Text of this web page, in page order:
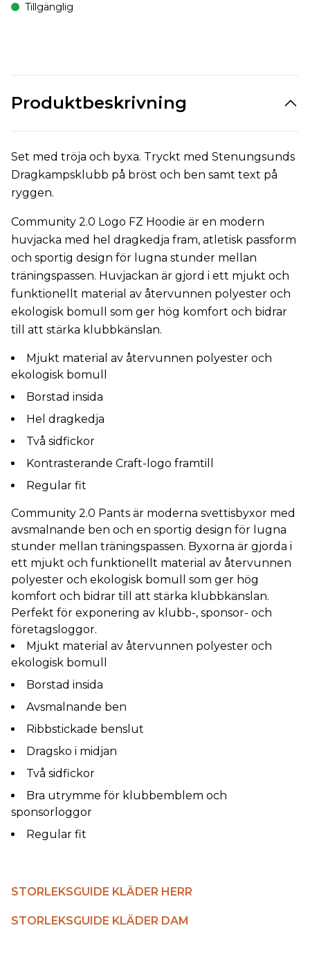
Tillgänglig
Produktbeskrivning
Set med tröja och byxa. Tryckt med Stenungsunds
Dragkampsklubb på bröst och ben samt text på
ryggen.
Community 2.0 Logo FZ Hoodie är en modern
huvjacka med hel dragkedja fram, atletisk passform
och sportig design för lugna stunder mellan
träningspassen. Huvjackan är gjord i ett mjukt och
funktionellt material av återvunnen polyester och
ekologisk bomull som ger hög komfort och bidrar
till att stärka klubbkänslan.
Mjukt material av återvunnen polyester och
ekologisk bomull
Borstad insida
Hel dragkedja
Två sidfickor
Kontrasterande Craft-logo framtill
Regular fit
Community 2.0 Pants är moderna svettisbyxor med
avsmalnande ben och en sportig design för lugna
stunder mellan träningspassen. Byxorna är gjorda i
ett mjukt och funktionellt material av återvunnen
polyester och ekologisk bomull som ger hög
komfort och bidrar till att stärka klubbkänslan.
Perfekt för exponering av klubb-, sponsor- och
företagsloggor.
Mjukt material av återvunnen polyester och
ekologisk bomull
Borstad insida
Avsmalnande ben
Ribbstickade benslut
Dragsko i midjan
Två sidfickor
Bra utrymme för klubbemblem och
sponsorloggor
Regular fit
STORLEKSGUIDE KLÄDER HERR
STORLEKSGUIDE KLÄDER DAM